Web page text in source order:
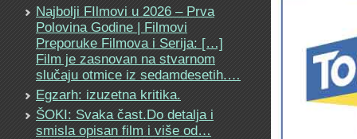
Najbolji FIlmovi u 2026 – Prva
Polovina Godine | Filmovi
Preporuke Filmova i Serija: […]
Film je zasnovan na stvarnom
slučaju otmice iz sedamdesetih.…
Egzarh: izuzetna kritika.
ŠOKI: Svaka čast.Do detalja i
smisla opisan film i više od…